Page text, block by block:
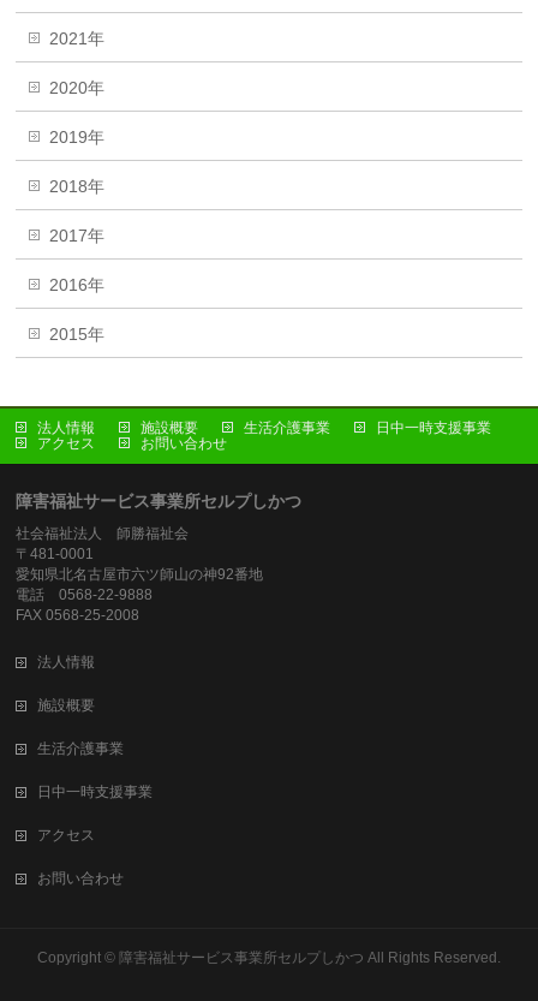
2021年
2020年
2019年
2018年
2017年
2016年
2015年
法人情報 施設概要 生活介護事業
日中一時支援事業
アクセス
お問い合わせ
障害福祉サービス事業所セルプしかつ
社会福祉法人 師勝福祉会
〒481-0001
愛知県北名古屋市六ツ師山の神92番地
電話 0568-22-9888
FAX 0568-25-2008
法人情報
施設概要
生活介護事業
日中一時支援事業
アクセス
お問い合わせ
Copyright © 障害福祉サービス事業所セルプしかつ All Rights Reserved.